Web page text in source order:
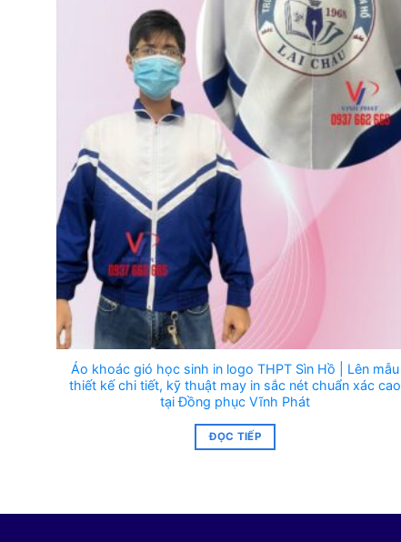
Áo khoác gió học sinh in logo THPT Sìn Hồ | Lên mẫu
thiết kế chi tiết, kỹ thuật may in sắc nét chuẩn xác cao
tại Đồng phục Vĩnh Phát
ĐỌC TIẾP